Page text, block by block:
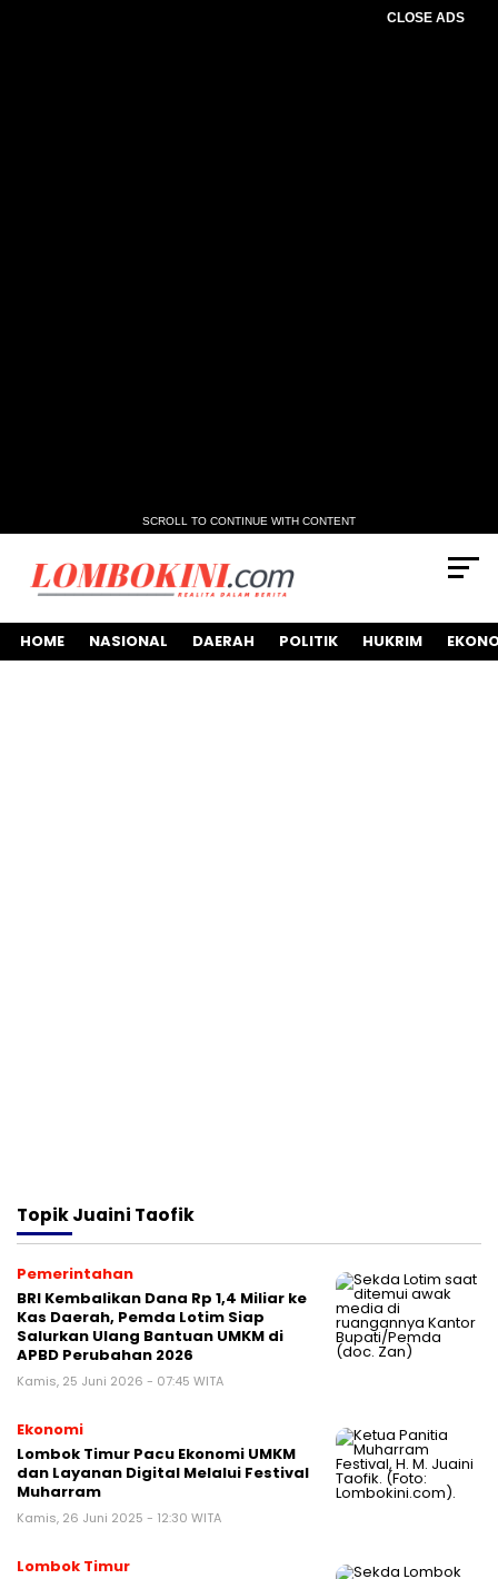
CLOSE ADS
SCROLL TO CONTINUE WITH CONTENT
HOME NASIONAL DAERAH POLITIK HUKRIM
TopikJuaini Taofik
Pemerintahan
BRI Kembalikan Dana Rp 1,4 Miliar ke
Kas Daerah, Pemda Lotim Siap
Salurkan Ulang Bantuan UMKM di
APBD Perubahan 2026
Kamis, 25 Juni 2026 - 07:45 WITA
Ekonomi
Lombok Timur Pacu Ekonomi UMKM
dan Layanan Digital Melalui Festival
Muharram
Kamis, 26 Juni 2025 - 12:30 WITA
Lombok Timur